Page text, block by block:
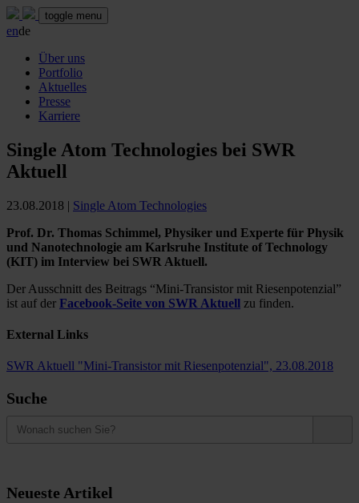
toggle menu
ende
Über uns
Portfolio
Aktuelles
Presse
Karriere
Single Atom Technologies bei SWR
Aktuell
23.08.2018 | Single Atom Technologies
Prof. Dr. Thomas Schimmel, Physiker und Experte für Physik
und Nanotechnologie am Karlsruhe Institute of Technology
(KIT) im Interview bei SWR Aktuell.
Der Ausschnitt des Beitrags “Mini-Transistor mit Riesenpotenzial”
ist auf der Facebook-Seite von SWR Aktuell zu finden.
External Links
SWR Aktuell "Mini-Transistor mit Riesenpotenzial", 23.08.2018
Suche
Neueste Artikel